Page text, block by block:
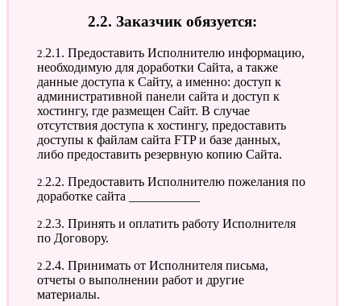
2.2. Заказчик обязуется:
2.2.1. Предоставить Исполнителю информацию,
необходимую для доработки Сайта, а также
данные доступа к Сайту, а именно: доступ к
административной панели сайта и доступ к
хостингу, где размещен Сайт. В случае
отсутствия доступа к хостингу, предоставить
доступы к файлам сайта FTP и базе данных,
либо предоставить резервную копию Сайта.
2.2.2. Предоставить Исполнителю пожелания по
доработке сайта ___________
2.2.3. Принять и оплатить работу Исполнителя
по Договору.
2.2.4. Принимать от Исполнителя письма,
отчеты о выполнении работ и другие
материалы.